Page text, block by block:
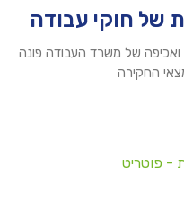
של חוקי עבודה
של משרד העבודה פונה
החקירה